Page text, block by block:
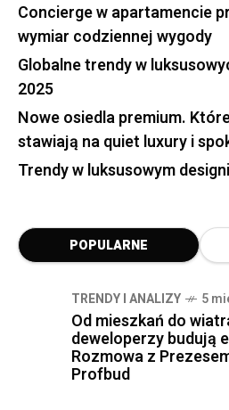
Concierge w apartamencie
wymiar codziennej wygody
Globalne trendy w
2025
Nowe osiedla premium.
stawiają na quiet luxury i
Trendy w luksusowym
POPULARNE
TRENDY I ANALIZY 5
Od mieszkań do
deweloperzy budują
Rozmowa z
Profbud